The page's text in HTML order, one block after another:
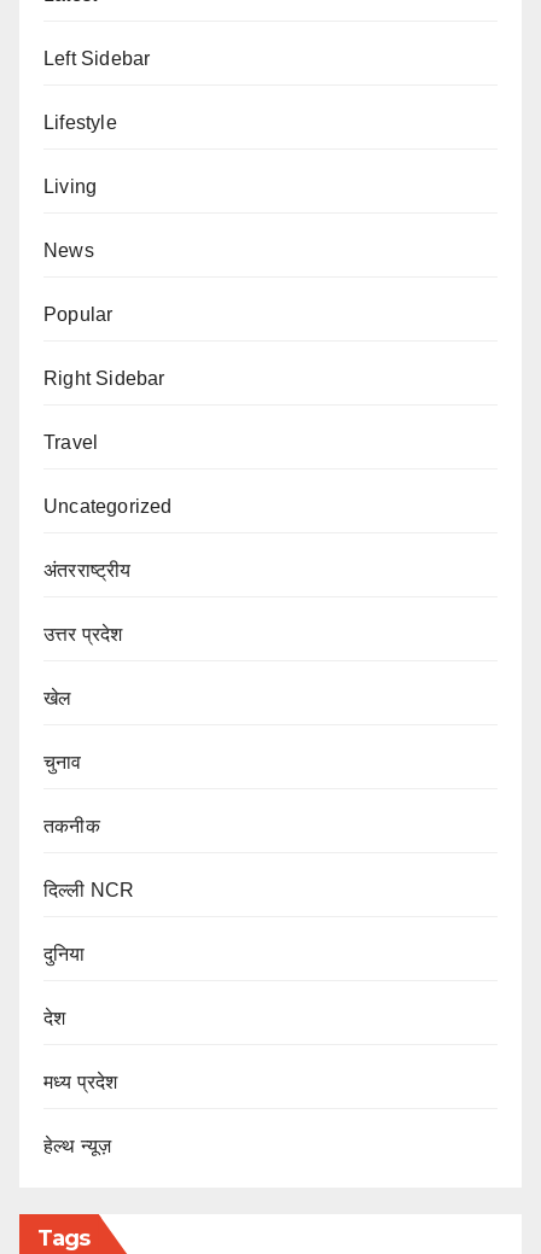
Left Sidebar
Lifestyle
Living
News
Popular
Right Sidebar
Travel
Uncategorized
अंतरराष्ट्रीय
उत्तर प्रदेश
खेल
चुनाव
तकनीक
दिल्ली NCR
दुनिया
देश
मध्य प्रदेश
हेल्थ न्यूज़
Tags